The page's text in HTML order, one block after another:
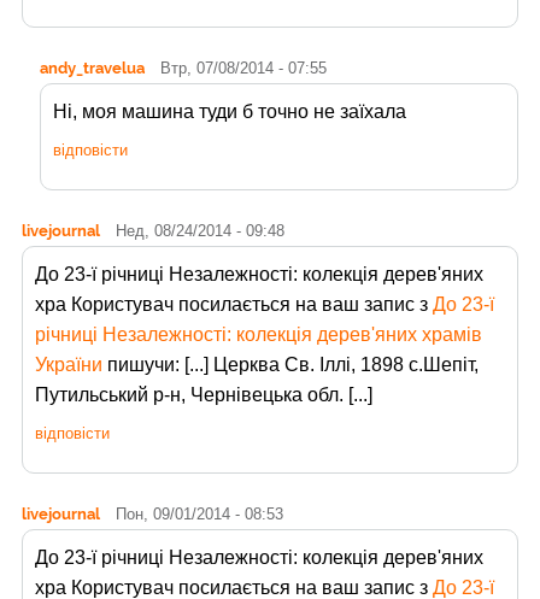
andy_travelua Втр, 07/08/2014 - 07:55
Ні, моя машина туди б точно не заїхала
відповісти
livejournal Нед, 08/24/2014 - 09:48
До 23-ї річниці Незалежності: колекція дерев'яних
хра Користувач посилається на ваш запис з До 23-ї
річниці Незалежності: колекція дерев'яних храмів
України пишучи: [...] Церква Св. Іллі, 1898 с.Шепіт,
Путильський р-н, Чернівецька обл. [...]
відповісти
livejournal Пон, 09/01/2014 - 08:53
До 23-ї річниці Незалежності: колекція дерев'яних
хра Користувач посилається на ваш запис з До 23-ї